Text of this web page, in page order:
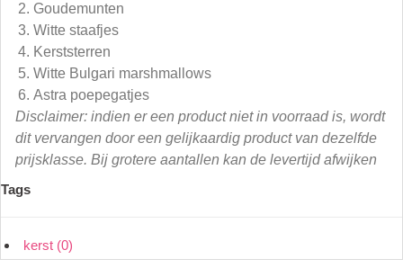
Goudemunten
Witte staafjes
Kerststerren
Witte Bulgari marshmallows
Astra poepegatjes
Disclaimer: indien er een product niet in voorraad is, wordt
dit vervangen door een gelijkaardig product van dezelfde
prijsklasse. Bij grotere aantallen kan de levertijd afwijken
Tags
kerst (0)